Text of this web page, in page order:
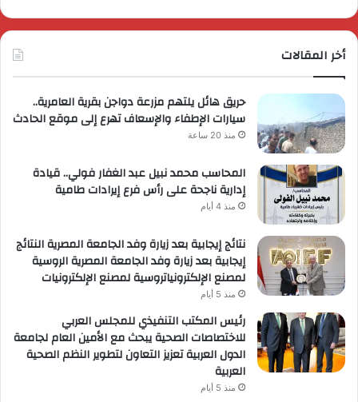
أخر المقالات
حريق هائل يلتهم مزرعة دواجن بقرية العامرية..
سيارات الإطفاء والإسعاف تهرع إلى موقع الحادث
منذ 20 ساعة
المحاسب محمد نبيل عبد الغفار فولي.. قيادة
إدارية ناجحة على رأس فرع إيرادات طامية
منذ 4 أيام
نتائج إيجابية بعد زيارة وفد الجامعة المصرية النتائج
إيجابية بعد زيارة وفد الجامعة المصرية الروسية
لمصنع الإلكترونياتروسية لمصنع الإلكترونيات
منذ 5 أيام
رئيس المكتب التنفيذي للمجلس العربي
للاختصاصات الصحية يبحث مع الأمين العام لجامعة
الدول العربية تعزيز التعاون لتطوير النظم الصحية
العربية
منذ 5 أيام